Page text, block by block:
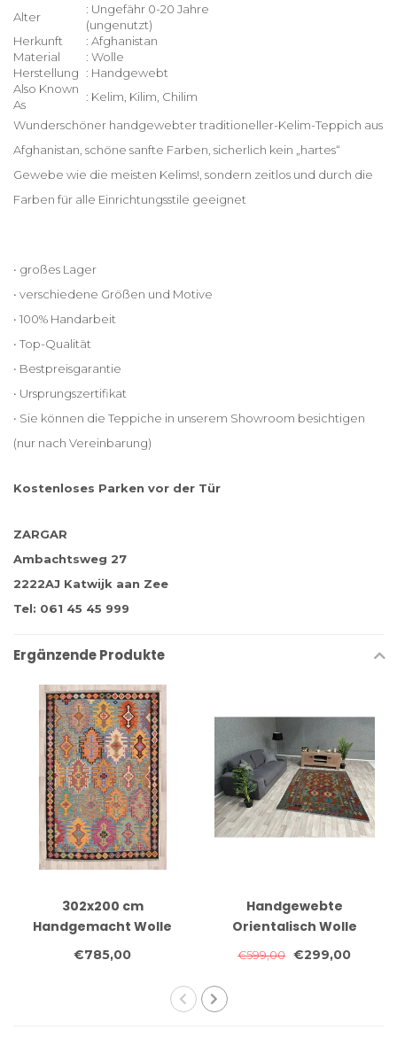
Alter
: Ungefähr 0-20 Jahre
(ungenutzt)
Herkunft
: Afghanistan
Material
: Wolle
Herstellung : Handgewebt
Also Known
As
: Kelim, Kilim, Chilim
Wunderschöner handgewebter traditioneller-Kelim-Teppich aus
Afghanistan, schöne sanfte Farben, sicherlich kein „hartes“
Gewebe wie die meisten Kelims!, sondern zeitlos und durch die
Farben für alle Einrichtungsstile geeignet
• großes Lager
• verschiedene Größen und Motive
• 100% Handarbeit
• Top-Qualität
• Bestpreisgarantie
• Ursprungszertifikat
• Sie können die Teppiche in unserem Showroom besichtigen
(nur nach Vereinbarung)
Kostenloses Parken vor der Tür
ZARGAR
Ambachtsweg 27
2222AJ Katwijk aan Zee
Tel: 061 45 45 999
Ergänzende Produkte
302x200 cm
Handgemacht Wolle
Kelim Teppich
€785,00
Handgewebte
Orientalisch Wolle
Kelim Teppich 205x152
€599,00 €299,00